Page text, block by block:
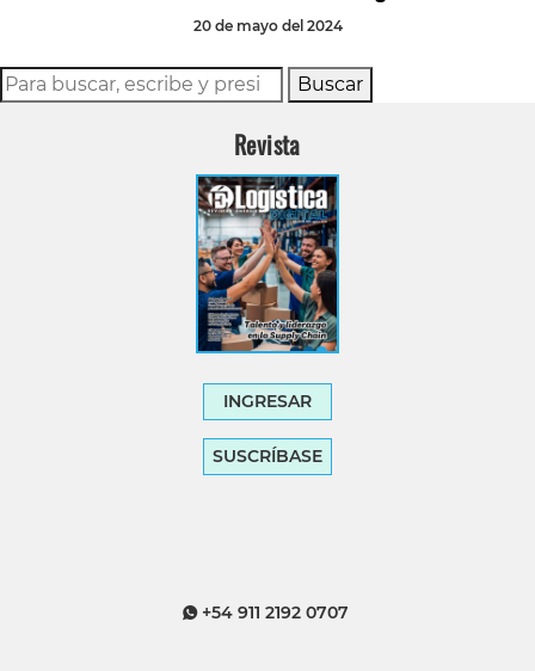
20 de mayo del 2024
Buscar
Revista
INGRESAR
SUSCRÍBASE
+54 911 2192 0707